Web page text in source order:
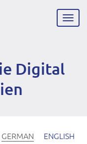
Digital
GERMAN ENGLISH